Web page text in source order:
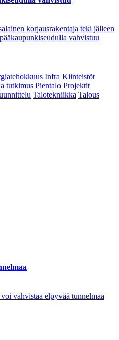
korjausrakentaja teki jälleen
vahvistuu
Infra Kiinteistöt
tutkimus Pientalo Projektit
Talotekniikka Talous
vahvistaa elpyvää tunnelmaa